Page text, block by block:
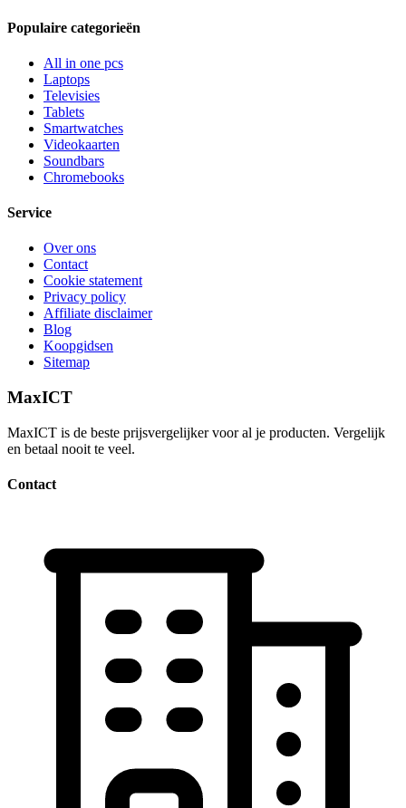
Populaire categorieën
All in one pcs
Laptops
Televisies
Tablets
Smartwatches
Videokaarten
Soundbars
Chromebooks
Service
Over ons
Contact
Cookie statement
Privacy policy
Affiliate disclaimer
Blog
Koopgidsen
Sitemap
MaxICT
MaxICT is de beste prijsvergelijker voor al je producten. Vergelijk
en betaal nooit te veel.
Contact